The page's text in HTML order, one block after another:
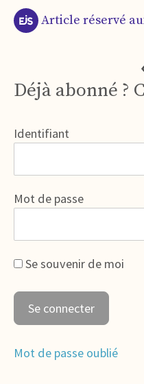
Article réservé
Déjà abonné ?
Identifiant
Mot de passe
Se souvenir de moi
Mot de passe oublié